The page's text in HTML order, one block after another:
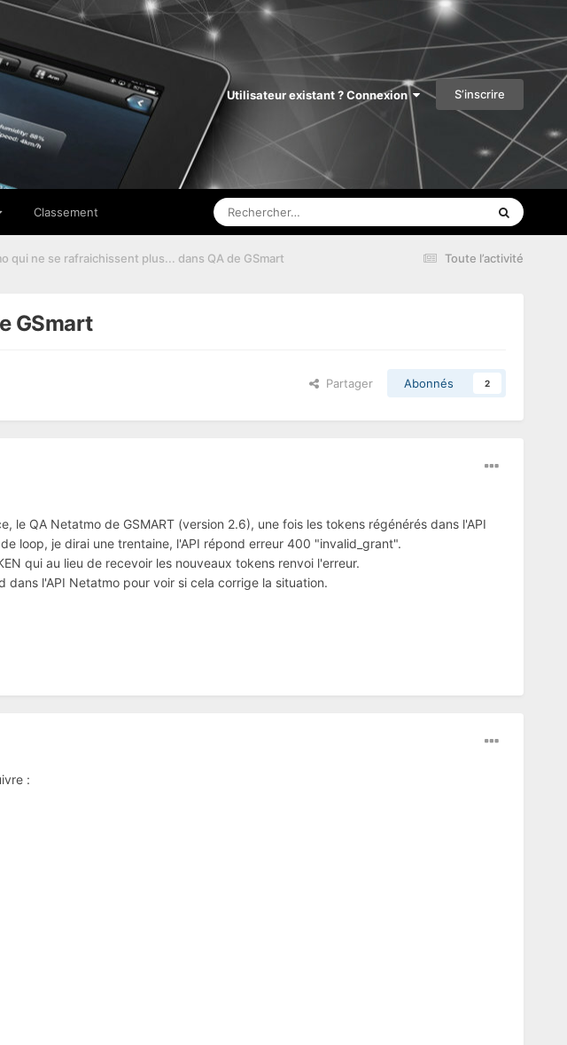
Utilisateur existant ? Connexion S’inscrire
Classement
Toute l’activité
qui ne se rafraichissent plus... dans QA de GSmart
GSmart
Partager Abonnés 2
QA Netatmo de GSMART (version 2.6), une fois les tokens régénérés dans l'API
loop, je dirai une trentaine, l'API répond erreur 400 "invalid_grant".
qui au lieu de recevoir les nouveaux tokens renvoi l'erreur.
l'API Netatmo pour voir si cela corrige la situation.
: